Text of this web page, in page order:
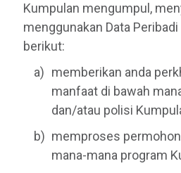
Kumpulan mengumpul,
menggunakan Data
berikut:
memberikan anda
manfaat di bawah
dan/atau polisi
memproses
mana-mana program